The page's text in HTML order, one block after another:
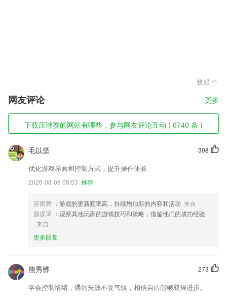
收起
网友评论 更多
下载压球赛的网站有哪些，参与网友评论互动 ( 6740 条 )
308
毛以坚
优化游戏界面和控制方式，提升操作体验
2026-08-08 08:53 推荐
苏雨腾 ：游戏的更新频率高，持续增加新的内容和活动 来自
颜瑗霭 ：观察其他玩家的游戏技巧和策略，借鉴他们的成功经验
来自
更多回复
273
熊秀骅
学会控制情绪，遇到失败不要气馁，相信自己能够取得进步。